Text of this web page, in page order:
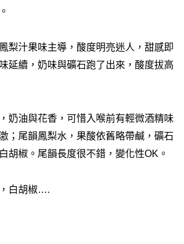
梨汁果味主導，酸度明亮迷人，甜感即
延續，奶味與礦石跑了出來，酸度拔高
奶油與花香，可惜入喉前有輕微酒精味
；尾韻鳳梨水，果酸依舊略帶鹹，礦石
胡椒。尾韻長度很不錯，變化性OK。
白胡椒….